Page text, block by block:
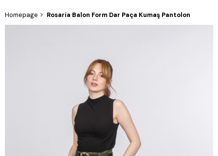
Homepage Rosaria Balon Form Dar Paça Kumaş Pantolon